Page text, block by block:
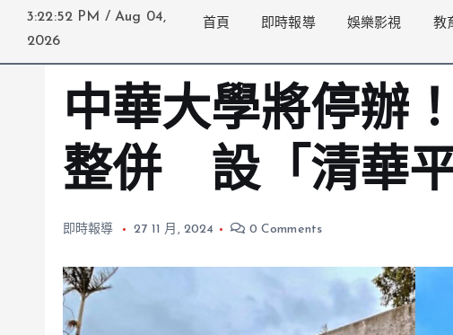
3:22:53 PM / Aug 04,
2026
首頁 即時報導 娛樂影視 教
中華大學將停辦
整併 設「清華平
即時報導 27 11 月, 2024 0 Comments